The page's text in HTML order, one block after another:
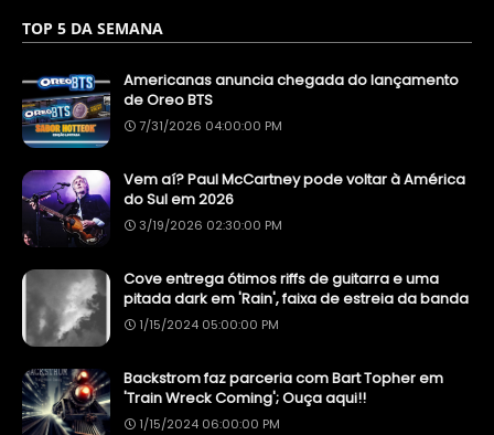
TOP 5 DA SEMANA
Americanas anuncia chegada do lançamento
de Oreo BTS
7/31/2026 04:00:00 PM
Vem aí? Paul McCartney pode voltar à América
do Sul em 2026
3/19/2026 02:30:00 PM
Cove entrega ótimos riffs de guitarra e uma
pitada dark em 'Rain', faixa de estreia da banda
1/15/2024 05:00:00 PM
Backstrom faz parceria com Bart Topher em
'Train Wreck Coming'; Ouça aqui!!
1/15/2024 06:00:00 PM